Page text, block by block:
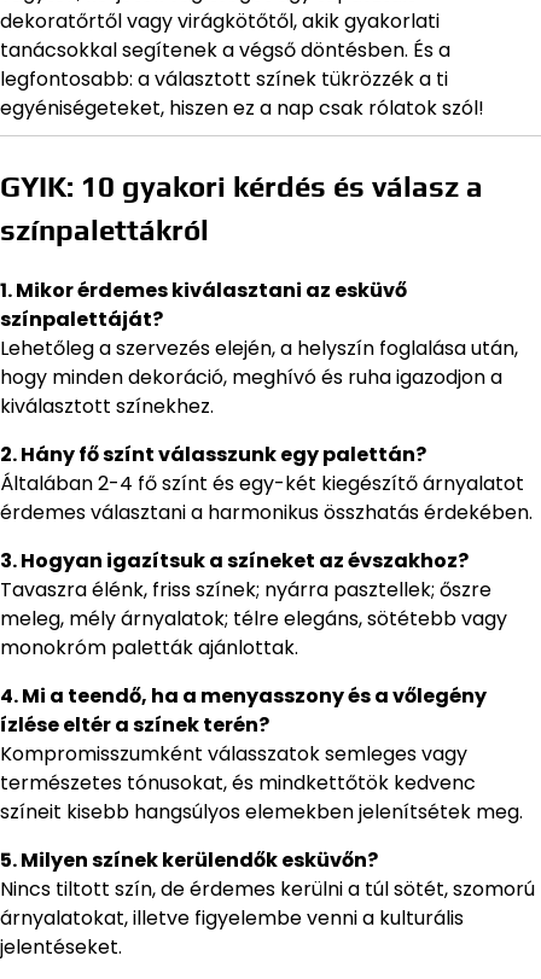
dekoratőrtől vagy virágkötőtől, akik gyakorlati
tanácsokkal segítenek a végső döntésben. És a
legfontosabb: a választott színek tükrözzék a ti
egyéniségeteket, hiszen ez a nap csak rólatok szól!
GYIK: 10 gyakori kérdés és válasz a
színpalettákról
1. Mikor érdemes kiválasztani az esküvő
színpalettáját?
Lehetőleg a szervezés elején, a helyszín foglalása után,
hogy minden dekoráció, meghívó és ruha igazodjon a
kiválasztott színekhez.
2. Hány fő színt válasszunk egy palettán?
Általában 2-4 fő színt és egy-két kiegészítő árnyalatot
érdemes választani a harmonikus összhatás érdekében.
3. Hogyan igazítsuk a színeket az évszakhoz?
Tavaszra élénk, friss színek; nyárra pasztellek; őszre
meleg, mély árnyalatok; télre elegáns, sötétebb vagy
monokróm paletták ajánlottak.
4. Mi a teendő, ha a menyasszony és a vőlegény
ízlése eltér a színek terén?
Kompromisszumként válasszatok semleges vagy
természetes tónusokat, és mindkettőtök kedvenc
színeit kisebb hangsúlyos elemekben jelenítsétek meg.
5. Milyen színek kerülendők esküvőn?
Nincs tiltott szín, de érdemes kerülni a túl sötét, szomorú
árnyalatokat, illetve figyelembe venni a kulturális
jelentéseket.